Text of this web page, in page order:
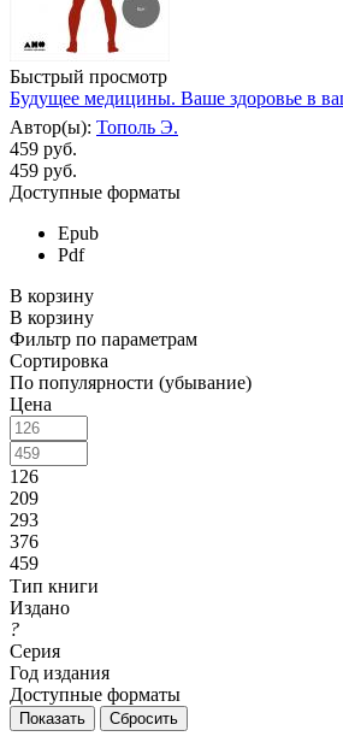
Быстрый просмотр
Будущее медицины. Ваше здоровье в
Автор(ы): Тополь Э.
459 руб.
459 руб.
Доступные форматы
Epub
Pdf
В корзину
В корзину
Фильтр по параметрам
Сортировка
По популярности (убывание)
Цена
126
209
293
376
459
Тип книги
Издано
?
Серия
Год издания
Доступные форматы
Сбросить